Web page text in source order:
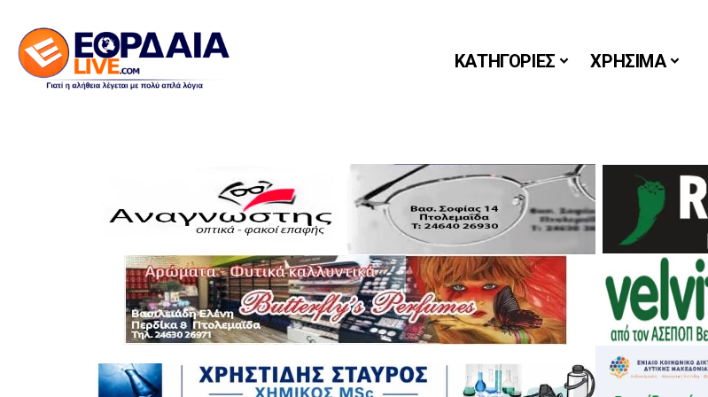
ΚΑΤΗΓΟΡΙΕΣ ΧΡΗΣΙΜΑ